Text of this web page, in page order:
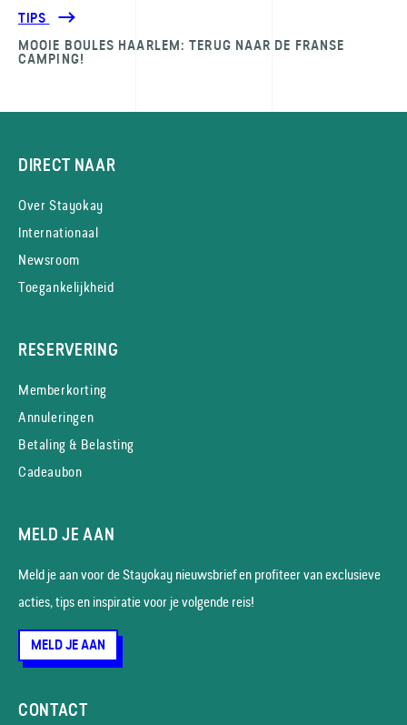
TIPS
MOOIE BOULES HAARLEM: TERUG NAAR DE FRANSE
CAMPING!
DIRECT NAAR
Over Stayokay
Internationaal
Newsroom
Toegankelijkheid
RESERVERING
Memberkorting
Annuleringen
Betaling & Belasting
Cadeaubon
MELD JE AAN
Meld je aan voor de Stayokay nieuws­brief en profiteer van exclusieve
acties, tips en inspiratie voor je volgende reis!
MELD JE AAN
CONTACT